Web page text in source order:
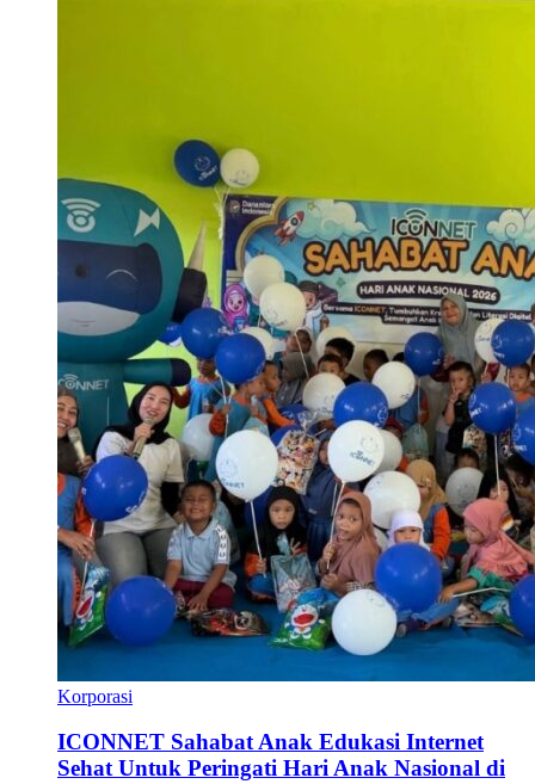
Korporasi
ICONNET Sahabat Anak Edukasi Internet
Sehat Untuk Peringati Hari Anak Nasional di